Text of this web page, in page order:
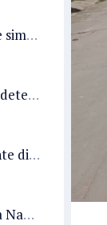
Projeto de Lei exige simuladores de primeiros socorros que reproduzam anatomia masculina e feminina na administração federal
Projeto na Câmara determina pensão provisoria paga pelo agressor a mulheres vítimas de violência doméstica
Projeto de lei garante direito ao parto normal com analgesia peridural e prevê capacitação e divulgação de direitos
Projeto cria Política Nacional de Atenção Integral à Pessoa com Vitiligo e garante tratamento pelo SUS